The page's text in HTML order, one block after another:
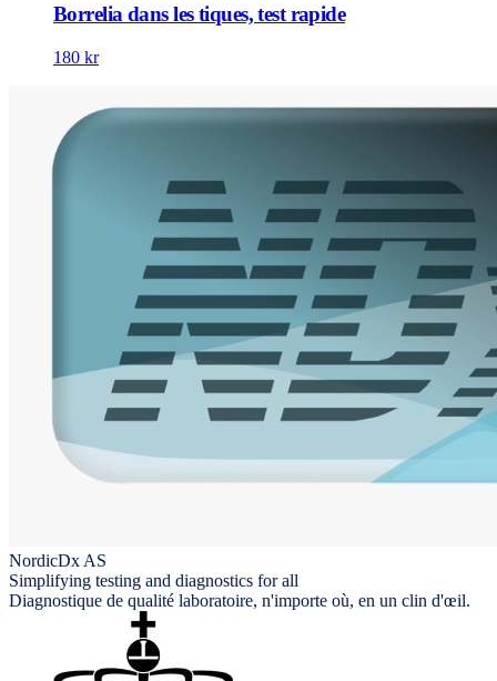
Borrelia dans les tiques, test rapide
180 kr
NordicDx AS
Simplifying testing and diagnostics for all
Diagnostique de qualité laboratoire, n'importe où, en un clin d'œil.